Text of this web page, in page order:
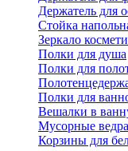
Держатель для
Стойка
Зеркало
Полки для душа
Полки для
Полки для
Вешалки в
Мусорные
Корзины для